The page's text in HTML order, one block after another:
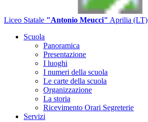
Liceo Statale "Antonio Meucci" Aprilia (LT)
Scuola
Panoramica
Presentazione
I luoghi
I numeri della scuola
Le carte della scuola
Organizzazione
La storia
Ricevimento Orari Segreterie
Servizi